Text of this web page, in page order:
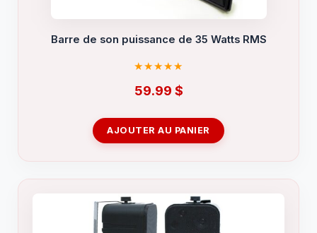
Barre de son puissance de 35 Watts RMS
59.99 $
AJOUTER AU PANIER